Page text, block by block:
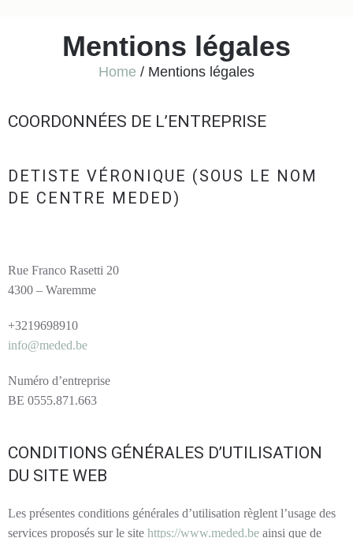
Mentions légales
Home / Mentions légales
COORDONNÉES DE L’ENTREPRISE
DETISTE VÉRONIQUE (SOUS LE NOM
DE CENTRE MEDED)
Rue Franco Rasetti 20
4300 – Waremme
+3219698910
info@meded.be
Numéro d’entreprise
BE 0555.871.663
CONDITIONS GÉNÉRALES D’UTILISATION
DU SITE WEB
Les présentes conditions générales d’utilisation règlent l’usage des
services proposés sur le site https://www.meded.be ainsi que de